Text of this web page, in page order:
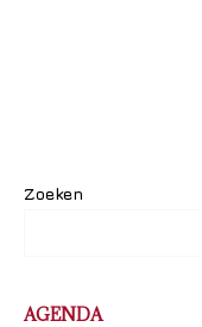
Zoeken
AGENDA